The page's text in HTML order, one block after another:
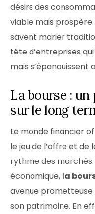
désirs des
viable mais
savent marier
tête d’entreprises
mais s’épanouissent
La bourse :
sur le long
Le monde financier
le jeu de l’offre et de
rythme des
économique, la
avenue
son patrimoine. En